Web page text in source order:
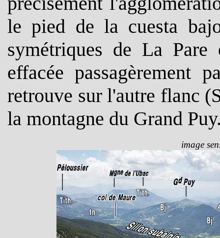
le pied de la cuesta
symétriques de La
effacée passagèrement
retrouve sur l'autre flanc
la montagne du Grand
image